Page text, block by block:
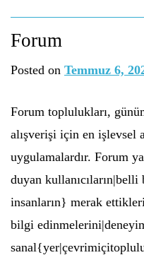
Forum
Posted on Temmuz 6,
Forum toplulukları,
alışverişi için en işlevsel
uygulamalardır. Forum
duyan kullanıcıların|belli
insanların} merak
bilgi